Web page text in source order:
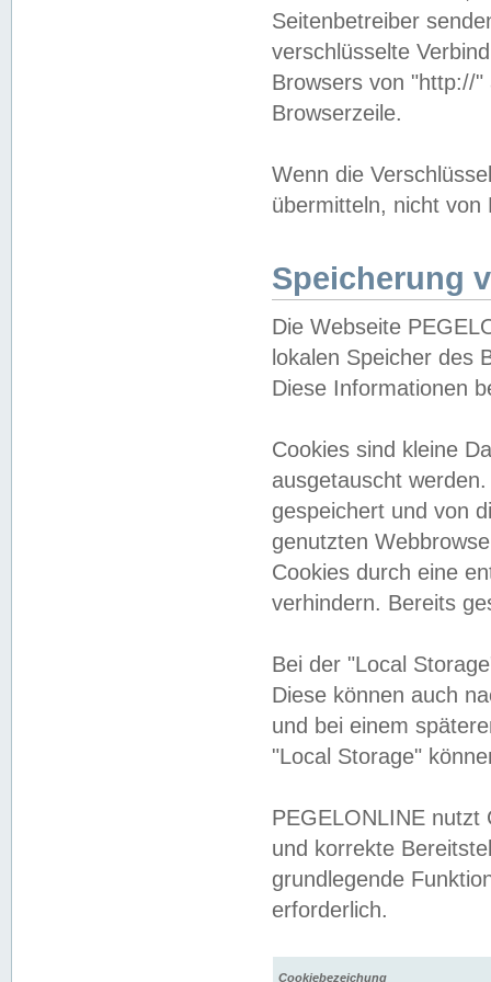
Seitenbetreiber
verschlüsselte
Browsers von "http://
Browserzeile.
Wenn die
übermitteln, nicht von
Speicherung
Die Webseite
lokalen Speicher des
Diese Informationen
Cookies sind kleine
ausgetauscht
gespeichert und von
genutzten
Cookies durch eine
verhindern. Bereits
Bei der "Local
Diese können auch
und bei einem
"Local Storage"
PEGELONLINE nutzt
und korrekte
grundlegende
erforderlich.
Cookiebezeichung